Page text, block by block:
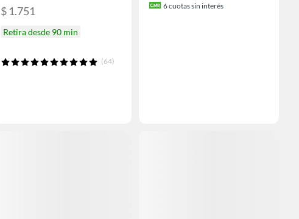
$ 1.751
Retira desde 90 min
(64)
6cuotas sin interés